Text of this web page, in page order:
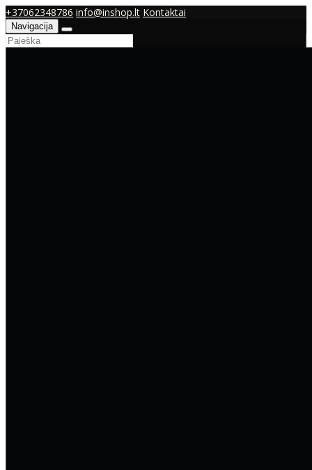
+37062348786 info@inshop.lt Kontaktai
Navigacija